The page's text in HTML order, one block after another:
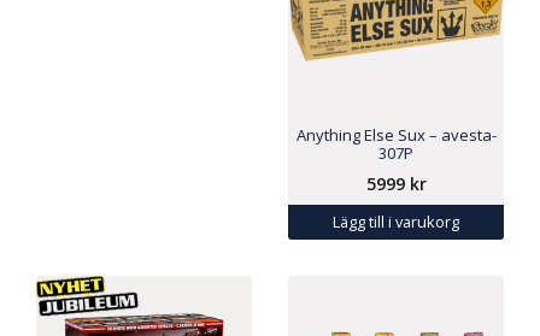
Anything Else Sux – avesta-
307P
5999 kr
Lägg till i varukorg